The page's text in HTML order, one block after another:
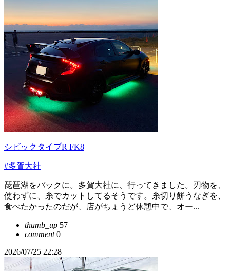
シビックタイプR FK8
#多賀大社
琵琶湖をバックに。多賀大社に、行ってきました。刃物を、
使わずに、糸でカットしてるそうです。糸切り餅うなぎを、
食べたかったのだが、店がちょうど休憩中で、オー...
thumb_up 57
comment0
2026/07/25 22:28